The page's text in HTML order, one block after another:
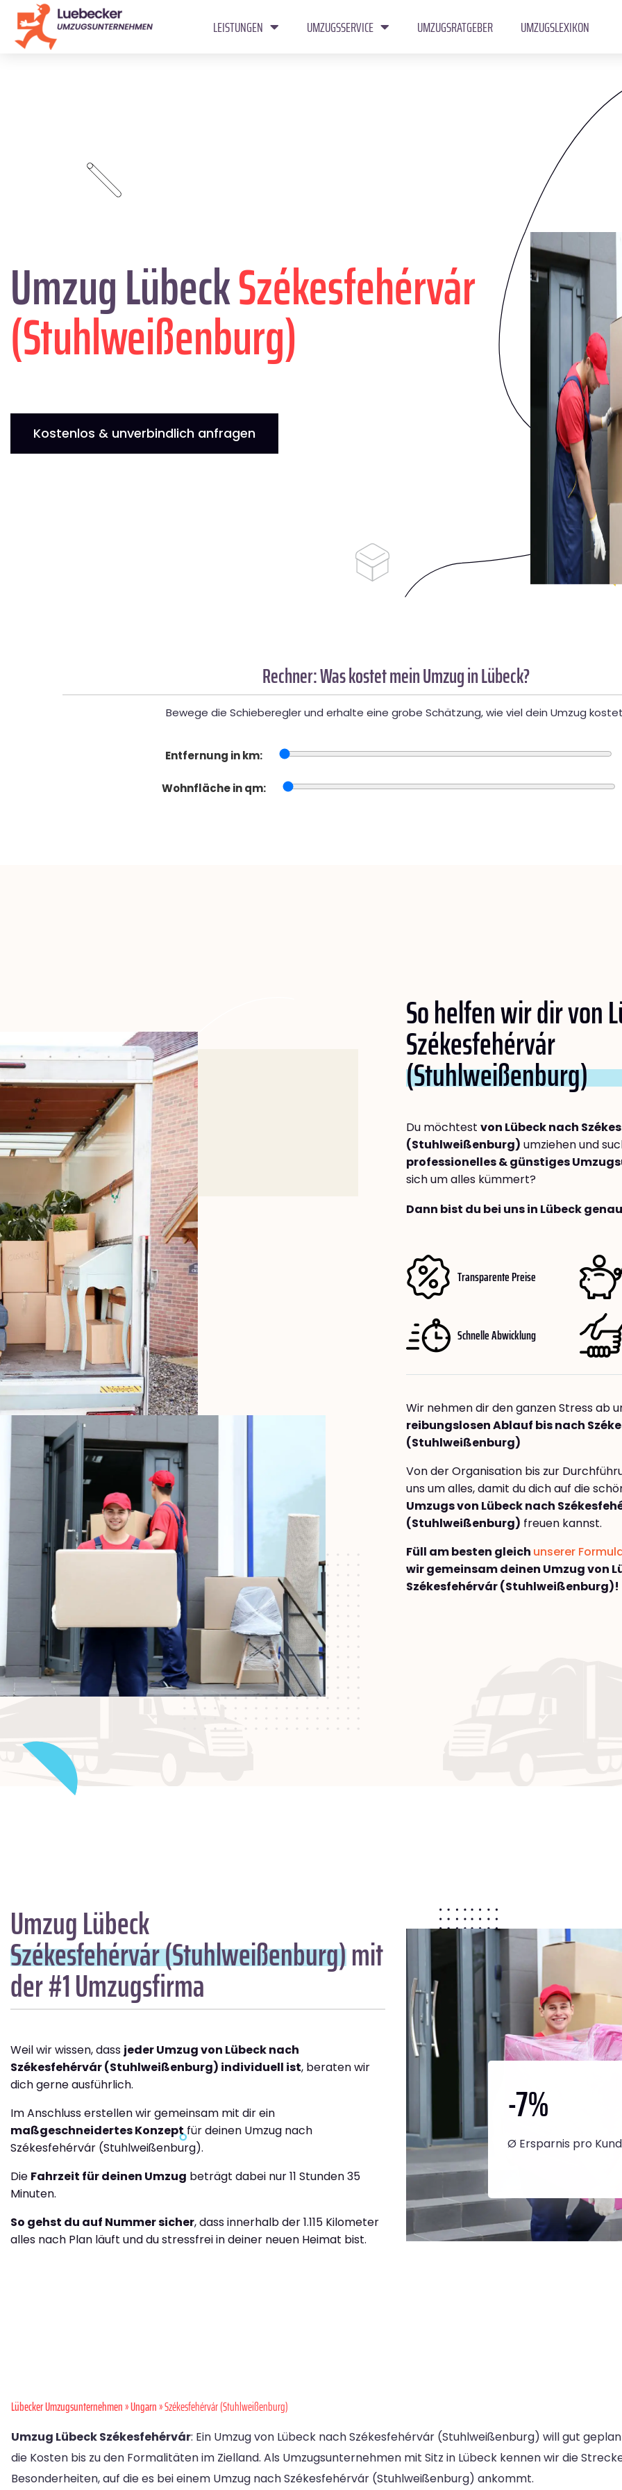
LEISTUNGEN UMZUGSSERVICE UMZUGSRATGEBER UMZUGSLEXIKON
Umzug LübeckSzékesfehérvár
(Stuhlweißenburg)
Kostenlos & unverbindlich anfragen
Rechner: Was kostet mein Umzug in Lübeck?
Bewege die Schieberegler und erhalte eine grobe Schätzung, wie viel dein Umzug
Entfernung in km:
Wohnfläche in qm:
So helfen wir dir von
Székesfehérvár
(Stuhlweißenburg)
Du möchtest von Lübeck nach
(Stuhlweißenburg) umziehen und
professionelles & günstiges
sich um alles kümmert?
Dann bist du bei uns in Lübeck
Transparente Preise
Schnelle Abwicklung
Wir nehmen dir den ganzen Stress ab
reibungslosen Ablauf bis nach
(Stuhlweißenburg)
Von der Organisation bis zur
uns um alles, damit du dich auf die
Umzugs von Lübeck nach
(Stuhlweißenburg) freuen kannst.
Füll am besten gleich unserer
wir gemeinsam deinen Umzug von
Székesfehérvár (Stuhlweißenburg)!
Umzug Lübeck
Székesfehérvár (Stuhlweißenburg)mit
der #1 Umzugsfirma
Weil wir wissen, dass jeder Umzug von Lübeck nach
Székesfehérvár (Stuhlweißenburg) individuell ist, beraten wir
dich gerne ausführlich.
Im Anschluss erstellen wir gemeinsam mit dir ein
maßgeschneidertes Konzeptfür deinen Umzug nach
Székesfehérvár (Stuhlweißenburg).
Die Fahrzeit für deinen Umzug beträgt dabei nur 11 Stunden 35
Minuten.
So gehst du auf Nummer sicher, dass innerhalb der 1.115 Kilometer
alles nach Plan läuft und du stressfrei in deiner neuen Heimat bist.
-7%
Ø Ersparnis pro
Lübecker Umzugsunternehmen»Ungarn» Székesfehérvár (Stuhlweißenburg)
Umzug Lübeck Székesfehérvár: Ein Umzug von Lübeck nach Székesfehérvár (Stuhlweißenburg) will gut
die Kosten bis zu den Formalitäten im Zielland. Als Umzugsunternehmen mit Sitz in Lübeck kennen wir die
Besonderheiten, auf die es bei einem Umzug nach Székesfehérvár (Stuhlweißenburg) ankommt.